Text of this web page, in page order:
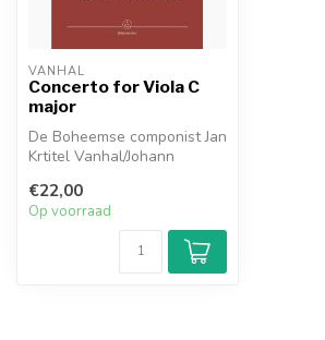
VANHAL
Concerto for Viola C
major
De Boheemse componist Jan
Krtitel Vanhal/Johann
vesti...
€22,00
Op voorraad